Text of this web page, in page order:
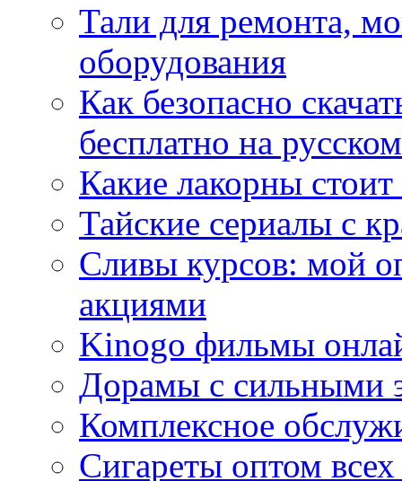
Тали для ремонта,
оборудования
Как безопасно
бесплатно на
Какие лакорны
Тайские сериалы с
Сливы курсов: мой
акциями
Kinogo фильмы
Дорамы с сильными
Комплексное
Сигареты оптом